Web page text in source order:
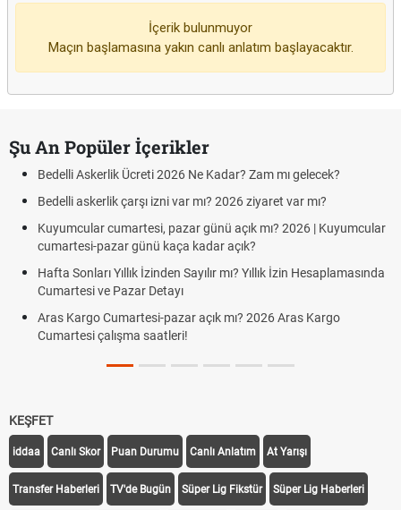
İçerik bulunmuyor
Maçın başlamasına yakın canlı anlatım başlayacaktır.
Şu An Popüler İçerikler
Bedelli Askerlik Ücreti 2026 Ne Kadar? Zam mı gelecek?
Bedelli askerlik çarşı izni var mı? 2026 ziyaret var mı?
Kuyumcular cumartesi, pazar günü açık mı? 2026 | Kuyumcular
cumartesi-pazar günü kaça kadar açık?
Hafta Sonları Yıllık İzinden Sayılır mı? Yıllık İzin Hesaplamasında
Cumartesi ve Pazar Detayı
Aras Kargo Cumartesi-pazar açık mı? 2026 Aras Kargo
Cumartesi çalışma saatleri!
KEŞFET
iddaa Canlı Skor Puan Durumu Canlı Anlatım At Yarışı
Transfer Haberleri TV'de Bugün Süper Lig Fikstür Süper Lig Haberleri